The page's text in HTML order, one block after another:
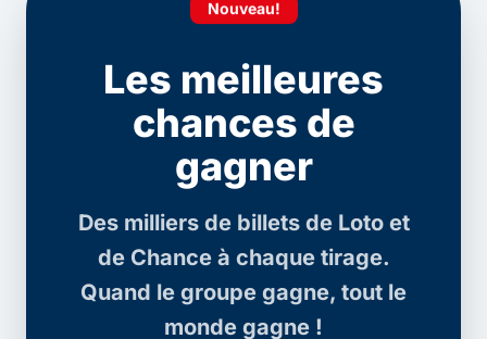
Nouveau!
Les meilleures
chances de
gagner
Des milliers de billets de Loto et
de Chance à chaque tirage.
Quand le groupe gagne, tout le
monde gagne !